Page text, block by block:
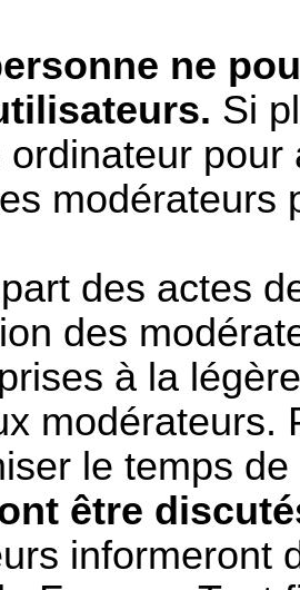
ne
Si
ordinateur
modérateurs
des actes
des
à la
modérateurs.
le temps de
être
informeront